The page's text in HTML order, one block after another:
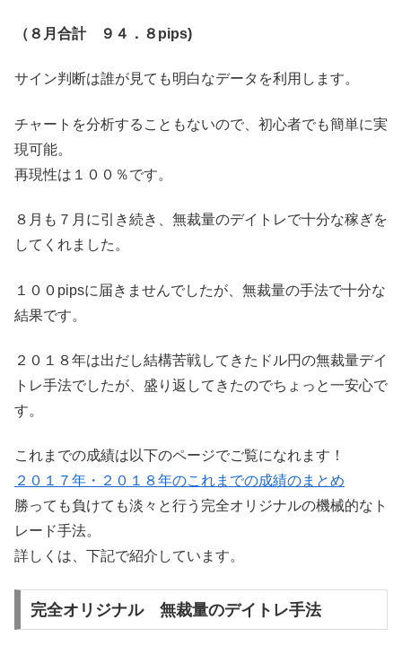
（８月合計 ９４．８pips)
サイン判断は誰が見ても明白なデータを利用します。
チャートを分析することもないので、初心者でも簡単に実
現可能。
再現性は１００％です。
８月も７月に引き続き、無裁量のデイトレで十分な稼ぎを
してくれました。
１００pipsに届きませんでしたが、無裁量の手法で十分な
結果です。
２０１８年は出だし結構苦戦してきたドル円の無裁量デイ
トレ手法でしたが、盛り返してきたのでちょっと一安心で
す。
これまでの成績は以下のページでご覧になれます！
２０１７年・２０１８年のこれまでの成績のまとめ
勝っても負けても淡々と行う完全オリジナルの機械的なト
レード手法。
詳しくは、下記で紹介しています。
完全オリジナル 無裁量のデイトレ手法